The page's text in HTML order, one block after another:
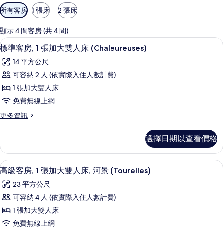
可
用
的
客
房
篩
選
條
所有客房 1 張床 2 張床
顯示 4 間客房 (共 4 間)
顯
示
標
準
客
1
加
大
雙
人
床
(Chaleureuses)
的
標準客房, 1 張加大雙人床
7
標準客房, 1 張加大雙人床 (Chaleureuses)
14 平方公尺
可容納 2 人 (依實際入住人數計費)
1 張加大雙人床
免費無線上網
更多資訊
更
客
房,
1
加
大
人
床
選擇日期以查看價格
顯
示
高
級
客
高級客房, 1 張加大雙人床, 河景
5
高級客房, 1 張加大雙人床, 河景 (Tourelles)
23 平方公尺
可容納 4 人 (依實際入住人數計費)
1 張加大雙人床
免費無線上網